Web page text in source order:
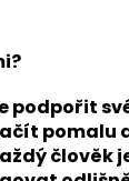
podpořit
pomalu
člověk